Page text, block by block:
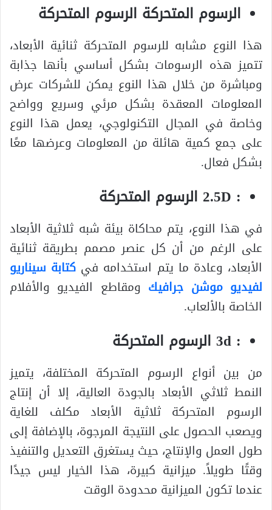
الرسوم المتحركة الرسوم المتحركة
هذا النوع مشابه للرسوم المتحركة ثنائية الأبعاد،
تتميز هذه الرسومات بشكل أساسي بأنها جذابة
ومباشرة من خلال هذا النوع يمكن للشركات عرض
المعلومات المعقدة بشكل مرئي وسريع وواضح
وخاصة في المجال التكنولوجي، يعمل هذا النوع
على جمع كمية هائلة من المعلومات وعرضها معًا
بشكل فعال.
: 2.5D الرسوم المتحركة
في هذا النوع، يتم محاكاة بيئة شبه ثلاثية الأبعاد
على الرغم من أن كل عنصر مصمم بطريقة ثنائية
الأبعاد، وعادة ما يتم استخدامه في كتابة سيناريو
لفيديو موشن جرافيك ومقاطع الفيديو والأفلام
الخاصة بالألعاب.
: 3d الرسوم المتحركة
من بين أنواع الرسوم المتحركة المختلفة، يتميز
النمط ثلاثي الأبعاد بالجودة العالية، إلا أن إنتاج
الرسوم المتحركة ثلاثية الأبعاد مكلف للغاية
ويصعب الحصول على النتيجة المرجوة، بالإضافة إلى
طول العمل والإنتاج، حيث يستغرق التعديل والتنفيذ
وقتًا طويلاً. ميزانية كبيرة، هذا الخيار ليس جيدًا
عندما تكون الميزانية محدودة الوقت